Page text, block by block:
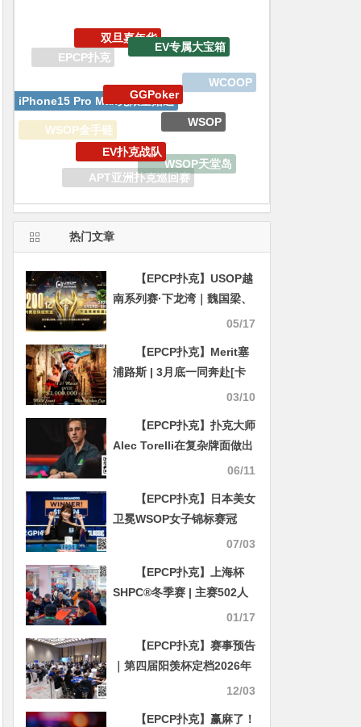
GoG黄金游戏
WSOP金手链明星趴
WSOP金手链
iPhone15 Pro Max无限量赠送
GGPoker
WSOP
WSOP天堂岛
APT亚洲扑克巡回赛
EV扑克战队
热门文章
【EPCP扑克】USOP越
南系列赛·下龙湾｜魏国梁、
陈朋确认亮相豪客赛系列，
实力！
05/17
【EPCP扑克】Merit塞
浦路斯 | 3月底一同奔赴[卡
门]盛宴（3月18日-31日）
03/10
【EPCP扑克】扑克大师
Alec Torelli在复杂牌面做出
06/11
【EPCP扑克】日本美女
卫冕WSOP女子锦标赛冠
军，连续三年进决赛，两冠
07/03
【EPCP扑克】上海杯
SHPC®冬季赛 | 主赛502人
次参赛110人晋级，季春辉
01/17
【EPCP扑克】赛事预告
｜第四届阳羡杯定档2026年
1月9日-13日，山水秘境里的
12/03
【EPCP扑克】赢麻了！